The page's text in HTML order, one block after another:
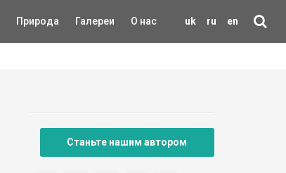
uk ru en
Природа Галереи О нас
Станьте нашим автором